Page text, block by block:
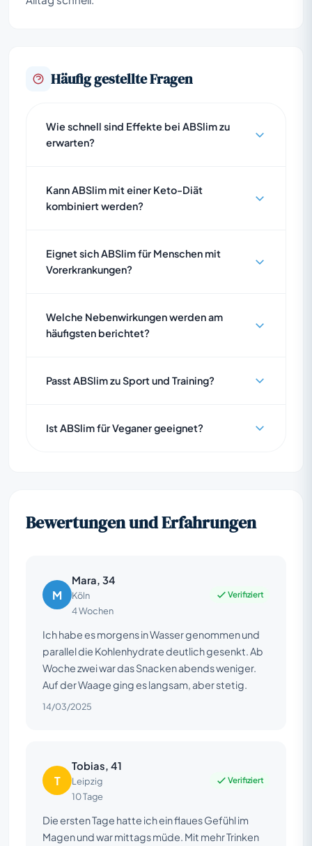
Häufig gestellte Fragen
Wie schnell sind Effekte bei ABSlim zu
erwarten?
Kann ABSlim mit einer Keto-Diät
kombiniert werden?
Eignet sich ABSlim für Menschen mit
Vorerkrankungen?
Welche Nebenwirkungen werden am
häufigsten berichtet?
Passt ABSlim zu Sport und Training?
Ist ABSlim für Veganer geeignet?
Bewertungen und Erfahrungen
M
Mara, 34
Köln
4 Wochen
Verifiziert
Ich habe es morgens in Wasser genommen und
parallel die Kohlenhydrate deutlich gesenkt. Ab
Woche zwei war das Snacken abends weniger.
Auf der Waage ging es langsam, aber stetig.
14/03/2025
T
Tobias, 41
Leipzig
10 Tage
Verifiziert
Die ersten Tage hatte ich ein flaues Gefühl im
Magen und war mittags müde. Mit mehr Trinken